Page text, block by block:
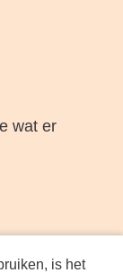
is het
wat er